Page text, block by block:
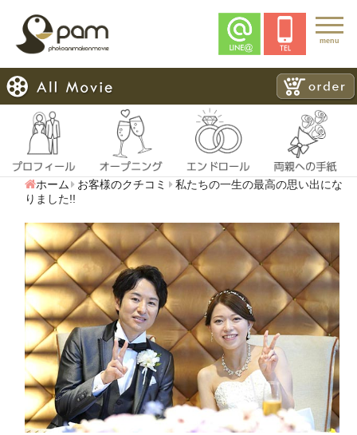
menu
ホーム お客様のクチコミ
私たちの一生の最高の思い出にな
りました!!